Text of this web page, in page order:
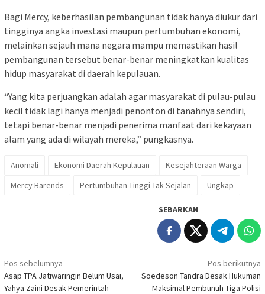
Bagi Mercy, keberhasilan pembangunan tidak hanya diukur dari
tingginya angka investasi maupun pertumbuhan ekonomi,
melainkan sejauh mana negara mampu memastikan hasil
pembangunan tersebut benar-benar meningkatkan kualitas
hidup masyarakat di daerah kepulauan.
“Yang kita perjuangkan adalah agar masyarakat di pulau-pulau
kecil tidak lagi hanya menjadi penonton di tanahnya sendiri,
tetapi benar-benar menjadi penerima manfaat dari kekayaan
alam yang ada di wilayah mereka,” pungkasnya.
Anomali Ekonomi Daerah Kepulauan
Kesejahteraan Warga
Mercy Barends
Pertumbuhan Tinggi Tak Sejalan Ungkap
SEBARKAN
Navigasi
pos
Pos sebelumnya
Asap TPA Jatiwaringin Belum Usai,
Yahya Zaini Desak Pemerintah
Pos berikutnya
Soedeson Tandra Desak Hukuman
Maksimal Pembunuh Tiga Polisi